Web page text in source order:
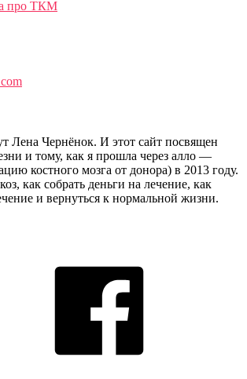
про ТКМ
Лена Чернёнок. И этот сайт посвящен
и тому, как я прошла через алло —
костного мозга от донора) в 2013 году.
как собрать деньги на лечение, как
и вернуться к нормальной жизни.